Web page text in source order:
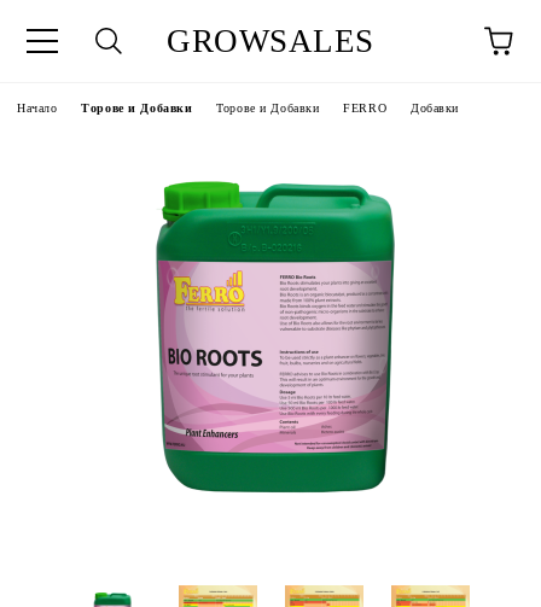
GROWSALES
Начало Торове и Добавки Торове и Добавки FERRO Добавки